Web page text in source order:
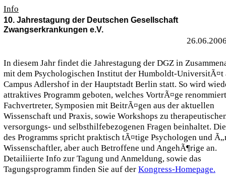
Info
10. Jahrestagung der Deutschen Gesellschaft
Zwangserkrankungen e.V.
In diesem Jahr findet die Jahrestagung der DGZ in
mit dem Psychologischen Institut der Humboldt-UniversitÃ¤t
Campus Adlershof in der Hauptstadt Berlin statt. So wird
attraktives Programm geboten, welches VortrÃ¤ge
Fachvertreter, Symposien mit BeitrÃ¤gen aus der aktuellen
Wissenschaft und Praxis, sowie Workshops zu
versorgungs- und selbsthilfebezogenen Fragen beinhaltet.
des Programms spricht praktisch tÃ¤tige Psychologen und
Wissenschaftler, aber auch Betroffene und AngehÃ¶rige an.
Detailiierte Info zur Tagung und Anmeldung, sowie das
Tagungsprogramm finden Sie auf der Kongress-Homepage.